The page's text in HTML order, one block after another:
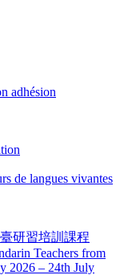
adhésion
de langues vivantes
研習培訓課程
Teachers from
2026 – 24th July